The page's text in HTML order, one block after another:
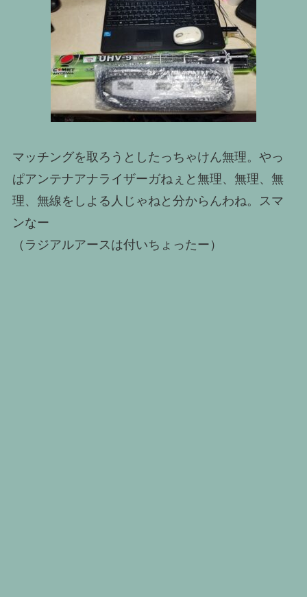
マッチングを取ろうとしたっちゃけん無理。やっ
ぱアンテナアナライザーガねぇと無理、無理、無
理、無線をしよる人じゃねと分からんわね。スマ
ンなー
（ラジアルアースは付いちょったー）